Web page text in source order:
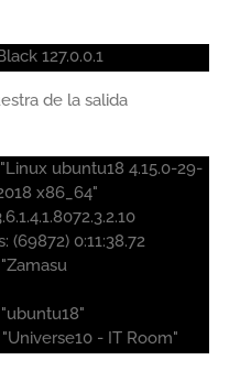
127.0.0.1
de la salida
"Linux ubuntu18 4.15.0-29-
x86_64"
(69872) 0:11:38.72
"Zamasu
"ubuntu18"
"Universe10 - IT Room"